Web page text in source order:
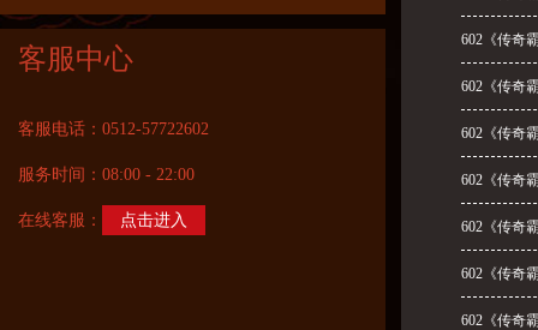
客服中心
客服电话：0512-57722602
服务时间：08:00 - 22:00
在线客服： 点击进入
602《传奇
602《传奇
602《传奇
602《传奇
602《传奇
602《传奇
602《传奇